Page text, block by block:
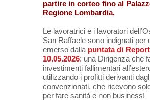
partire in corteo fino al
Regione Lombardia.
Le lavoratrici e i lavoratori
San Raffaele sono indignati per
emerso dalla puntata di
10.05.2026: una Dirigenza che
investimenti fallimentari
utilizzando i profitti derivanti
convenzionati, che ricevono
per fare sanità e non business!